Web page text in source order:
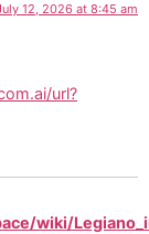
12, 2026 at 8:45 am
url?
wiki/